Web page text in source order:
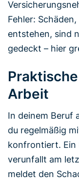
Fehler:
entstehen, sind
gedeckt – hier
Arbeit
In deinem Beruf
du regelmäßig
konfrontiert. Ein
verunfallt am
meldet den